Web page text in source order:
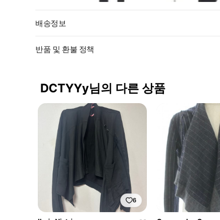
배송정보
반품 및 환불 정책
DCTYYy님의 다른 상품
6